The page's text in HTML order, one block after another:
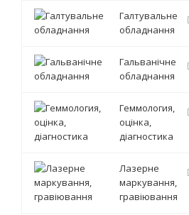
Галтувальне
обладнання
Гальванічне
обладнання
Геммология,
оцінка,
діагностика
Лазерне
маркування,
гравіювання